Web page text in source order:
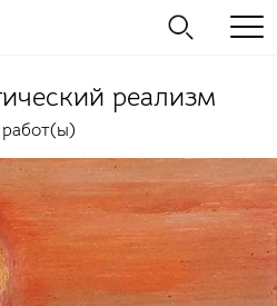
реализм
работ(ы)